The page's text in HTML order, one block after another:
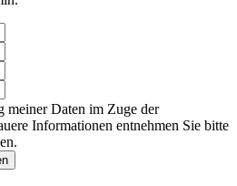
meiner Daten im Zuge der
Informationen entnehmen Sie bitte